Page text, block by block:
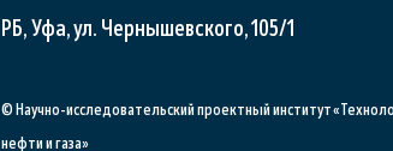
РБ, Уфа, ул. Чернышевского, 105/1
© Научно-исследовательский проектный институт
нефти и газа»